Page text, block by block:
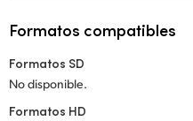
Formatos compatibles
Formatos SD
No disponible.
Formatos HD